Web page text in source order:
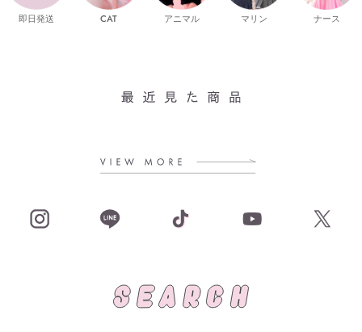
即日発送 CAT アニマル マリン ナース